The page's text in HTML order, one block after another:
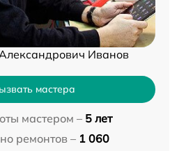
Иванов
мастера
мастером – 5 лет
ремонтов – 1 060